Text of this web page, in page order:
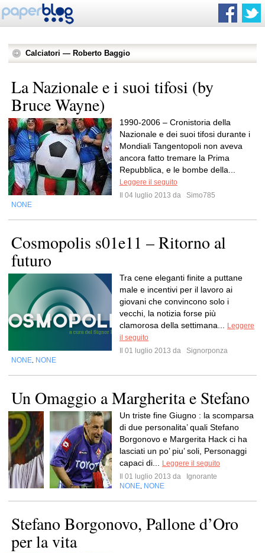
Calciatori — Roberto Baggio
La Nazionale e i suoi tifosi (by
Bruce Wayne)
1990-2006 – Cronistoria della
Nazionale e dei suoi tifosi durante i
Mondiali Tangentopoli non aveva
ancora fatto tremare la Prima
Repubblica, e le bombe della...
Leggere il seguito
Il 04 luglio 2013 da
Simo785
NONE
Cosmopolis s01e11 – Ritorno al
futuro
Tra cene eleganti finite a puttane
male e incentivi per il lavoro ai
giovani che convincono solo i
vecchi, la notizia forse più
clamorosa della settimana...
Leggere
il seguito
Il 01 luglio 2013 da
Signorponza
NONE NONE
Un Omaggio a Margherita e Stefano
Un triste fine Giugno : la scomparsa
di due personalita’ quali Stefano
Borgonovo e Margerita Hack ci ha
lasciati un po’ piu’ soli, Personaggi
capaci di...
Leggere il seguito
Il 01 luglio 2013 da
Ignorante
NONE NONE
Stefano Borgonovo, Pallone d’Oro
per la vita